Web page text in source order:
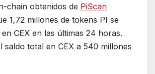
chain obtenidos de PiScan
1,72 millones de tokens PI se
CEX en las últimas 24 horas.
saldo total en CEX a 540 millones